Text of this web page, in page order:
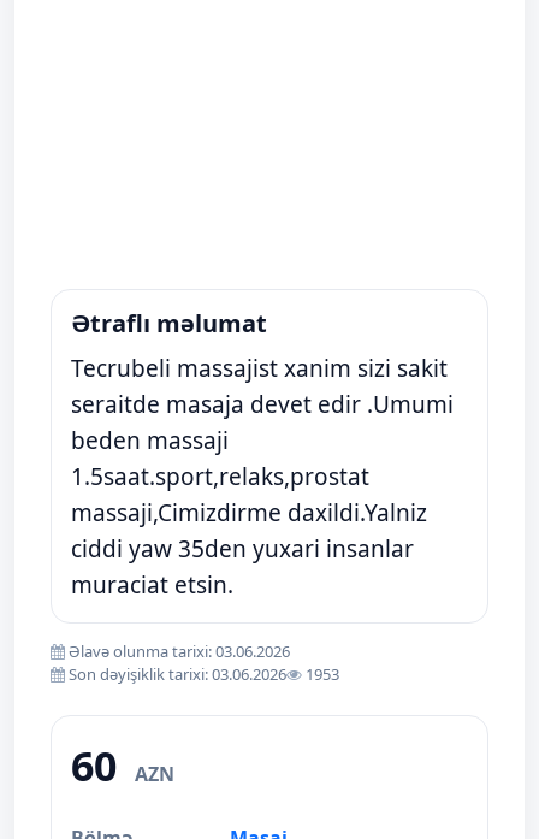
Ətraflı məlumat
Tecrubeli massajist xanim sizi sakit
seraitde masaja devet edir .Umumi
beden massaji
1.5saat.sport,relaks,prostat
massaji,Cimizdirme daxildi.Yalniz
ciddi yaw 35den yuxari insanlar
muraciat etsin.
Əlavə olunma tarixi: 03.06.2026
Son dəyişiklik tarixi: 03.06.2026
1953
60 AZN